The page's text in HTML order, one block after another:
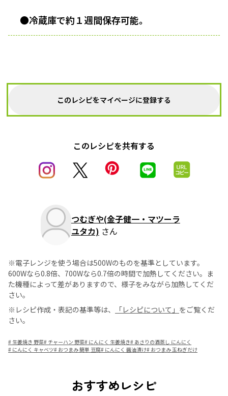
●冷蔵庫で約１週間保存可能。
このレシピをマイページに登録する
このレシピを共有する
つむぎや(金子健一・マツーラ
ユタカ) さん
※電子レンジを使う場合は500Wのものを基準としています。
600Wなら0.8倍、700Wなら0.7倍の時間で加熱してください。ま
た機種によって差がありますので、様子をみながら加熱してくだ
さい。
※レシピ作成・表記の基準等は、
「レシピについて」 をご覧くだ
さい。
# 生姜焼き 野菜# チャーハン 野菜# にんにく 生姜焼き# あさりの酒蒸し にんにく
# にんにく キャベツ# おつまみ 簡単 豆腐# にんにく 醤油漬け# おつまみ 玉ねぎだけ
おすすめレシピ